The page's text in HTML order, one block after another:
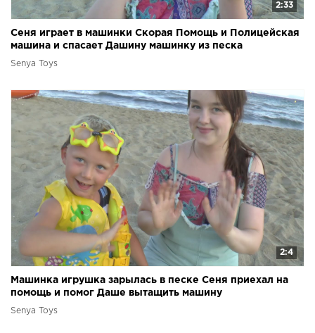
2:33
Сеня играет в машинки Скорая Помощь и Полицейская
машина и спасает Дашину машинку из песка
Senya Toys
2:4
Машинка игрушка зарылась в песке Сеня приехал на
помощь и помог Даше вытащить машину
Senya Toys